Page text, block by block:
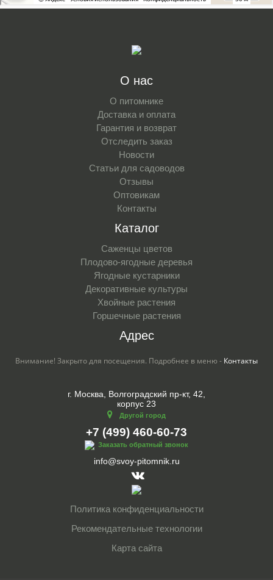
О нас
О питомнике
Доставка и оплата
Гарантия и возврат
Отследить заказ
Новости
Статьи для садоводов
Отзывы
Оптовикам
Контакты
Каталог
Саженцы цветов
Плодово-ягодные деревья
Ягодные кустарники
Декоративные культуры
Хвойные растения
Горшечные растения
Адрес
Внимание! Закрыто для посещения. Подробнее в меню - Контакты
г. Москва, Волгоградский пр-кт, 42,
корпус 23
Другой город
+7 (499) 460-60-73
Заказать обратный звонок
info@svoy-pitomnik.ru
Политика конфиденциальности
Рекомендательные технологии
Карта сайта